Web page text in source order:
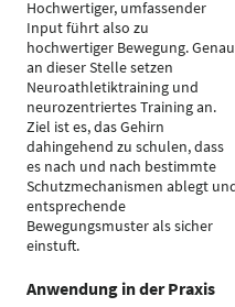
Hochwertiger, umfassender
Input führt also zu
hochwertiger Bewegung. Genau
an dieser Stelle setzen
Neuroathletiktraining und
neurozentriertes Training an.
Ziel ist es, das Gehirn
dahingehend zu schulen, dass
es nach und nach bestimmte
Schutzmechanismen ablegt
entsprechende
Bewegungsmuster als sicher
einstuft.
Anwendung in der Praxis